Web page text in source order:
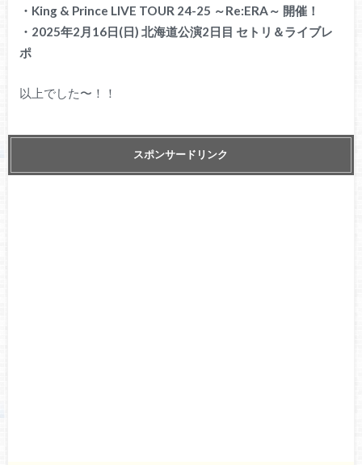
・King & Prince LIVE TOUR 24-25 ～Re:ERA～ 開催！
・2025年2月16日(日) 北海道公演2日目 セトリ＆ライブレ
ポ
以上でした〜！！
スポンサードリンク